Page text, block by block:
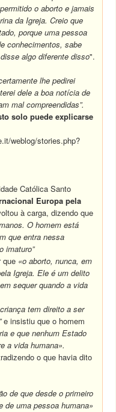
o aborto e jamais
da Igreja. Creio que
porque uma pessoa
conhecimentos, sabe
algo diferente disso".
lhe pedirei
dele a boa notícia de
mal compreendidas”.
solo puede explicarse
weblog/stories.php?
Católica Santo
Europa pela
à carga, dizendo que
O homem está
que entra nessa
imaturo”
«o aborto, nunca, em
Igreja. Ele é um delito
sequer quando a vida
tem direito a ser
e insistiu que o homem
e que nenhum Estado
a vida humana».
o que havia dito
de que desde o primeiro
de uma pessoa humana»